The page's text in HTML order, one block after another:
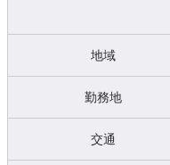
地域
勤務地
交通